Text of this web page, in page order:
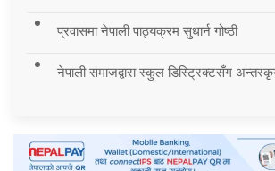
प्रवासमा नेपाली पाठ्यक्रम सुधार्न गोष्ठी
नेपाली समाजद्वारा स्कुल डिस्ट्रिक्टसँग